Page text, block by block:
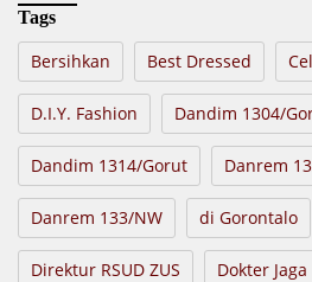
Tags
Bersihkan Best Dressed
D.I.Y. Fashion Dandim 1304/
Dandim 1314/Gorut Danrem
Danrem 133/NW di Gorontalo
Direktur RSUD ZUS Dokter Jaga